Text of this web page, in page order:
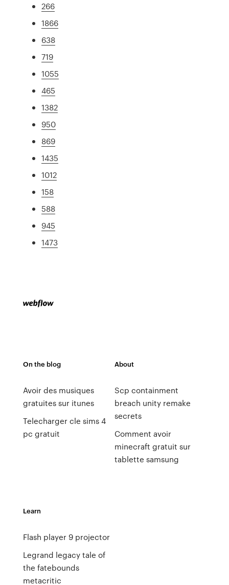
266
1866
638
719
1055
465
1382
950
869
1435
1012
158
588
945
1473
On the blog
Avoir des musiques
gratuites sur itunes
Telecharger cle sims 4
pc gratuit
About
Scp containment
breach unity remake
secrets
Comment avoir
minecraft gratuit sur
tablette samsung
Learn
Flash player 9 projector
Legrand legacy tale of
the fatebounds
metacritic